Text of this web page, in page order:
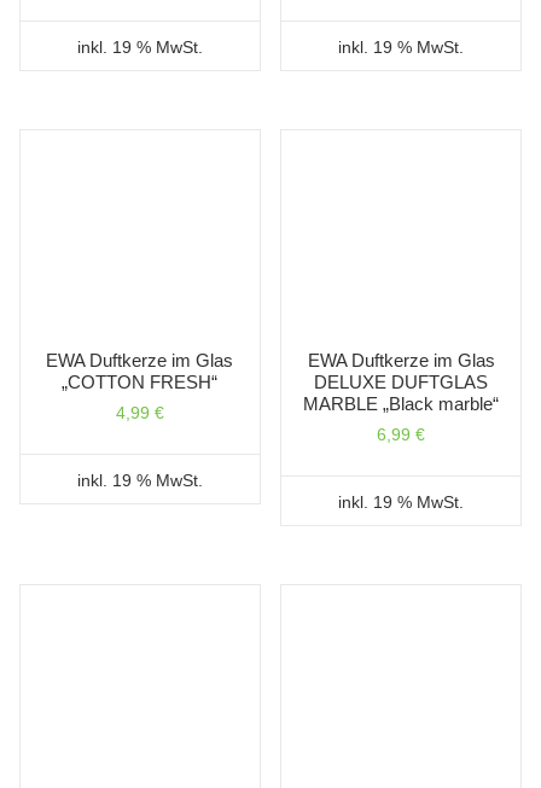
inkl. 19 % MwSt. inkl. 19 % MwSt.
EWA Duftkerze im Glas
„COTTON FRESH“
4,99 €
inkl. 19 % MwSt.
EWA Duftkerze im Glas
DELUXE DUFTGLAS
MARBLE „Black marble“
6,99€
inkl. 19 % MwSt.